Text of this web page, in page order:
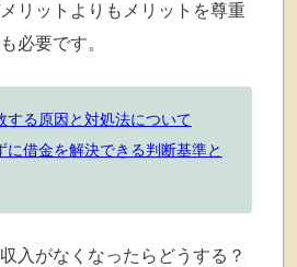
リットよりもメリットを尊重
必要です。
する原因と対処法について
に借金を解決できる判断基準と
入がなくなったらどうする？